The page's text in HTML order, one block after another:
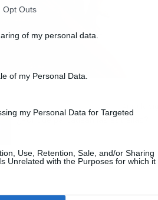
Opt Outs
of my personal data.
of my Personal Data.
my Personal Data for Targeted
Use, Retention, Sale, and/or Sharing
Unrelated with the Purposes for which it
¿Por qué parpadean las estrellas?